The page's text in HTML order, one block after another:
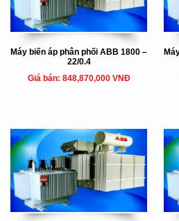
Máy biến áp phân phối ABB 1800 –
22/0.4
Giá bán: 848,870,000 VNĐ